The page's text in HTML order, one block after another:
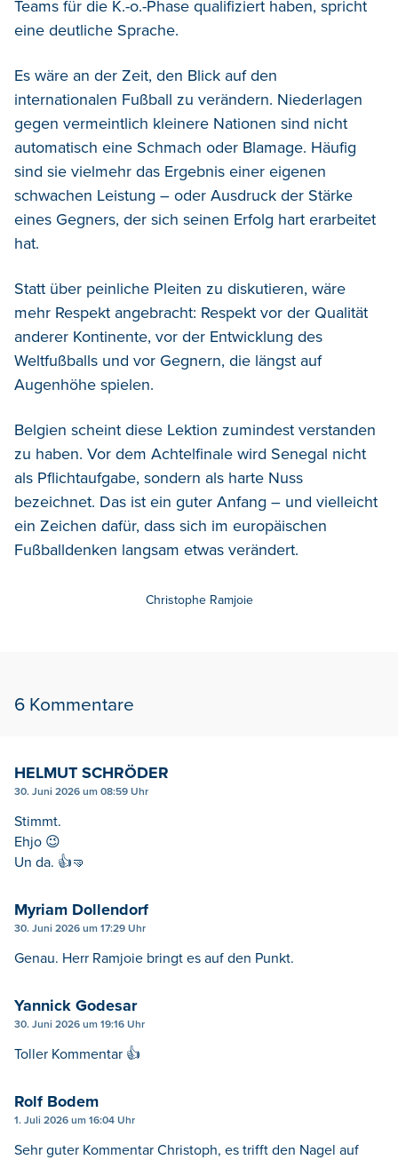
Teams für die K.-o.-Phase qualifiziert haben, spricht
eine deutliche Sprache.
Es wäre an der Zeit, den Blick auf den
internationalen Fußball zu verändern. Niederlagen
gegen vermeintlich kleinere Nationen sind nicht
automatisch eine Schmach oder Blamage. Häufig
sind sie vielmehr das Ergebnis einer eigenen
schwachen Leistung – oder Ausdruck der Stärke
eines Gegners, der sich seinen Erfolg hart erarbeitet
hat.
Statt über peinliche Pleiten zu diskutieren, wäre
mehr Respekt angebracht: Respekt vor der Qualität
anderer Kontinente, vor der Entwicklung des
Weltfußballs und vor Gegnern, die längst auf
Augenhöhe spielen.
Belgien scheint diese Lektion zumindest verstanden
zu haben. Vor dem Achtelfinale wird Senegal nicht
als Pflichtaufgabe, sondern als harte Nuss
bezeichnet. Das ist ein guter Anfang – und vielleicht
ein Zeichen dafür, dass sich im europäischen
Fußballdenken langsam etwas verändert.
Christophe Ramjoie
6 Kommentare
HELMUT SCHRÖDER
30. Juni 2026 um 08:59 Uhr
Stimmt.
Ehjo 😉
Un da. 👍🤜
Myriam Dollendorf
30. Juni 2026 um 17:29 Uhr
Genau. Herr Ramjoie bringt es auf den Punkt.
Yannick Godesar
30. Juni 2026 um 19:16 Uhr
Toller Kommentar 👍
Rolf Bodem
1. Juli 2026 um 16:04 Uhr
Sehr guter Kommentar Christoph, es trifft den Nagel auf